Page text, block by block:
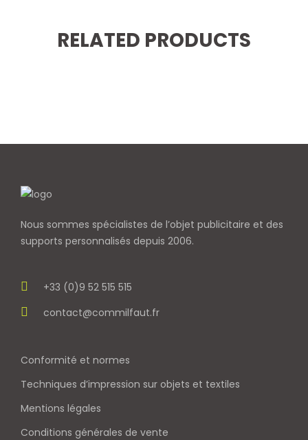
RELATED PRODUCTS
Nous sommes spécialistes de l’objet publicitaire et des
supports personnalisés depuis 2006.
+33 (0)9 52 515 515
contact@commilfaut.fr
Conformité et normes
Techniques d’impression sur objets et textiles
Mentions légales
Conditions générales de vente